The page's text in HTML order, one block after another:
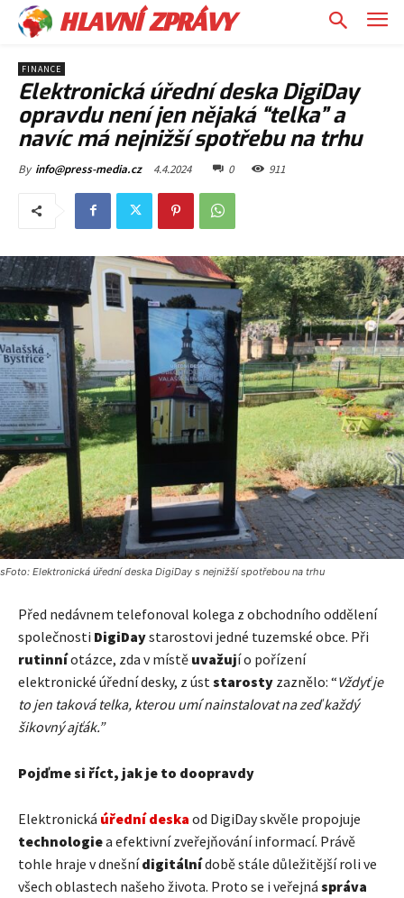
HLAVNÍ ZPRÁVY
FINANCE
Elektronická úřední deska DigiDay
opravdu není jen nějaká “telka” a
navíc má nejnižší spotřebu na trhu
By info@press-media.cz 4.4.2024 0 911
sFoto: Elektronická úřední deska DigiDay s nejnižší spotřebou na trhu
Před nedávnem telefonoval kolega z obchodního oddělení
společnosti DigiDaystarostovi jedné tuzemské obce. Při
rutinníotázce, zda v místě uvažují o pořízení
elektronické úřední desky, z úst starosty zaznělo: “Vždyť je
to jen taková telka, kterou umí nainstalovat na zeď každý
šikovný ajťák.”
Pojďme si říct, jak je to doopravdy
Elektronická úřední deska od DigiDay skvěle propojuje
technologiea efektivní zveřejňování informací. Právě
tohle hraje v dnešnídigitálnídobě stále důležitější roli ve
všech oblastech našeho života. Proto se i veřejná správa